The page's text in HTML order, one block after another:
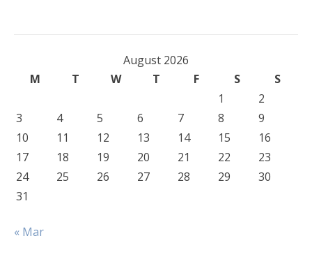
August 2026
M
T W T F S
S
1
2
3
4 5 6 7 8
9
10
11 12 13 14 15
16
17
18 19 20 21 22
23
24
25 26 27 28 29
30
31
« Mar